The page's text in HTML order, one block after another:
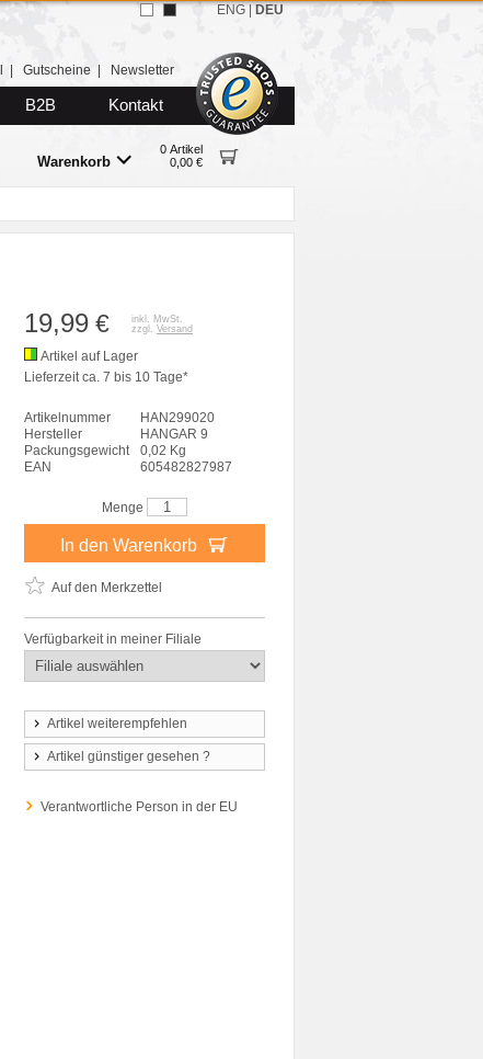
Gutscheine Newsletter
B2B Kontakt
Warenkorb
0 Artikel
0,00 €
ENG DEU
19,99 €
inkl. MwSt.
zzgl. Versand
Artikel auf Lager
Lieferzeit ca. 7 bis 10 Tage*
Artikelnummer
HAN299020
Hersteller
HANGAR 9
Packungsgewicht
0,02 Kg
EAN
605482827987
Menge
In den Warenkorb
Auf den Merkzettel
Verfügbarkeit in meiner Filiale
Artikel weiterempfehlen
Artikel günstiger gesehen ?
Verantwortliche Person in der EU